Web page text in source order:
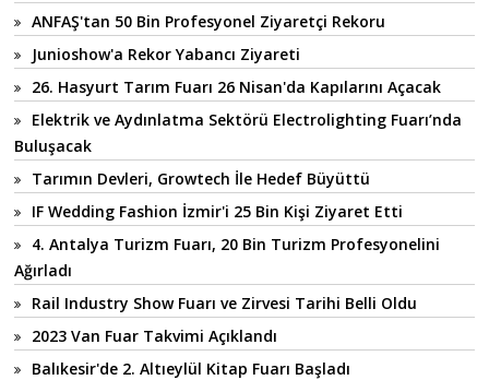
ANFAŞ'tan 50 Bin Profesyonel Ziyaretçi Rekoru
Junioshow'a Rekor Yabancı Ziyareti
26. Hasyurt Tarım Fuarı 26 Nisan'da Kapılarını Açacak
Elektrik ve Aydınlatma Sektörü Electrolighting Fuarı’nda
Buluşacak
Tarımın Devleri, Growtech İle Hedef Büyüttü
IF Wedding Fashion İzmir'i 25 Bin Kişi Ziyaret Etti
4. Antalya Turizm Fuarı, 20 Bin Turizm Profesyonelini
Ağırladı
Rail Industry Show Fuarı ve Zirvesi Tarihi Belli Oldu
2023 Van Fuar Takvimi Açıklandı
Balıkesir'de 2. Altıeylül Kitap Fuarı Başladı